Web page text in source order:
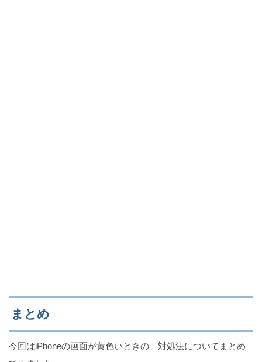
まとめ
今回はiPhoneの画面が黄色いときの、対処法についてまとめ